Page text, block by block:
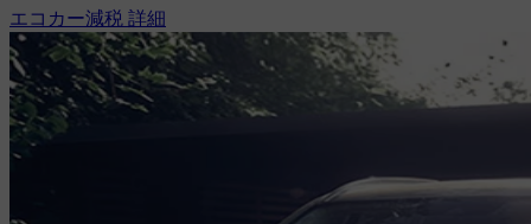
エコカー減税 詳細